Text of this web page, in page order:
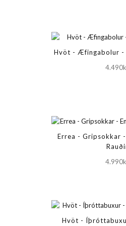
Hvöt - Æfingabolur -
Errea - Gripsokkar
Hvöt -